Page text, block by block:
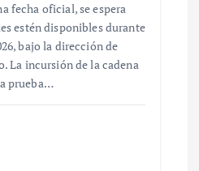
fecha oficial, se espera
estén disponibles durante
bajo la dirección de
La incursión de la cadena
prueba…